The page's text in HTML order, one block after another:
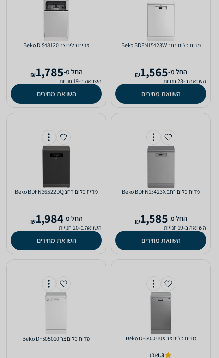
מדיח כלים ‏רחב Beko BDFN15423W
‫החל מ-1,565
₪
השוואה ב-23 חנויות
השוואת מחירים
מדיח כלים ‏צר Beko DIS48120
‫החל מ-1,785
₪
השוואה ב-19 חנויות
השוואת מחירים
מדיח כלים ‏רחב Beko BDFN15423X
‫החל מ-1,585
₪
השוואה ב-19 חנויות
השוואת מחירים
מדיח כלים ‏רחב Beko BDFN36522DQ
‫החל מ-1,984
₪
השוואה ב-20 חנויות
השוואת מחירים
מדיח כלים ‏צר Beko DFS05010X
4.3
(3)
מדיח כלים ‏צר Beko DFS05010